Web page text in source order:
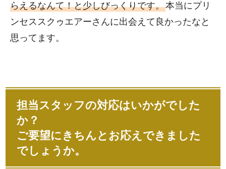
らえるなんて！と少しびっくりです。本当にプリ
ンセススクゥエアーさんに出会えて良かったなと
思ってます。
担当スタッフの対応はいかがでした
か？
ご要望にきちんとお応えできました
でしょうか。